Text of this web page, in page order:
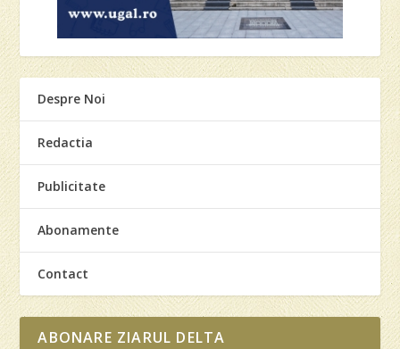
Despre Noi
Redactia
Publicitate
Abonamente
Contact
ABONARE ZIARUL DELTA